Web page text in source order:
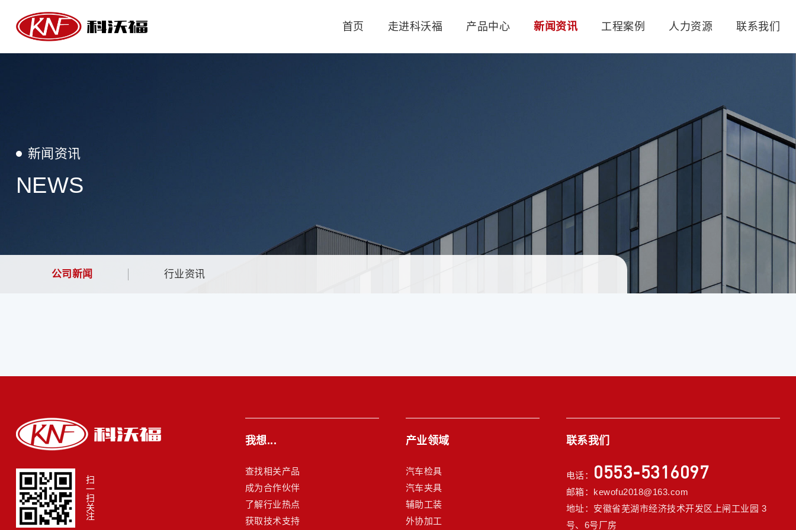
首页 走进科沃福 产品中心 新闻资讯 工程案例 人力资源 联系我们
新闻资讯
NEWS
公司新闻 行业资讯
扫一扫关注
我想...
查找相关产品
成为合作伙伴
了解行业热点
获取技术支持
产业领域
汽车检具
汽车夹具
辅助工装
外协加工
联系我们
电话： 0553-5316097
邮箱：kewofu2018@163.com
地址：安徽省芜湖市经济技术开发区上闸工业园 3
号、6号厂房